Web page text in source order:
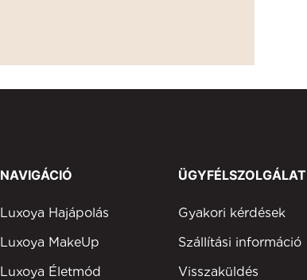
NAVIGÁCIÓ
Luxoya Hajápolás
Luxoya MakeUp
Luxoya Életmód
ÜGYFÉLSZOLGÁLAT
Gyakori kérdések
Szállítási információ
Visszaküldés